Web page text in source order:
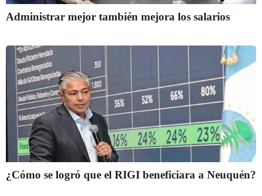
Administrar mejor también mejora los salarios
¿Cómo se logró que el RIGI beneficiara a Neuquén?